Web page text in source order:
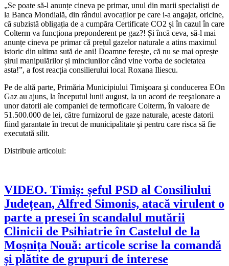
„Se poate să-l anunțe cineva pe primar, unul din marii specialiști de
la Banca Mondială, din rândul avocaților pe care i-a angajat, oricine,
că subzistă obligația de a cumpăra Certificate CO2 și în cazul în care
Colterm va funcționa preponderent pe gaz?! Și încă ceva, să-l mai
anunțe cineva pe primar că prețul gazelor naturale a atins maximul
istoric din ultima sută de ani! Doamne ferește, că nu se mai oprește
șirul manipulărilor și minciunilor când vine vorba de societatea
asta!”, a fost reacția consilierului local Roxana Iliescu.
Pe de altă parte, Primăria Municipiului Timişoara şi conducerea EOn
Gaz au ajuns, la începutul lunii august, la un acord de reeşalonare a
unor datorii ale companiei de termoficare Colterm, în valoare de
51.500.000 de lei, către furnizorul de gaze naturale, aceste datorii
fiind garantate în trecut de municipalitate şi pentru care risca să fie
executată silit.
Distribuie articolul:
VIDEO. Timiș: șeful PSD al Consiliului
Județean, Alfred Simonis, atacă virulent o
parte a presei în scandalul mutării
Clinicii de Psihiatrie în Castelul de la
Moșnița Nouă: articole scrise la comandă
și plătite de grupuri de interese